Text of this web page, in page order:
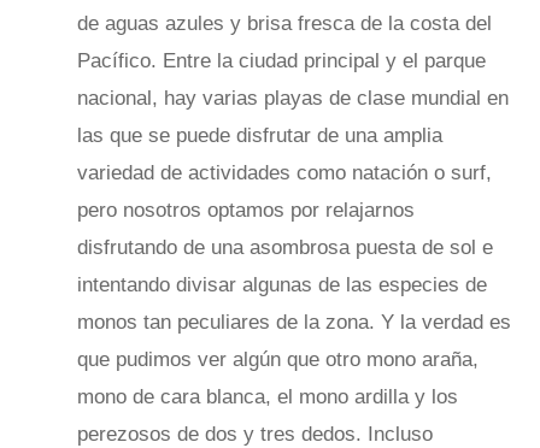
de aguas azules y brisa fresca de la costa del
Pacífico. Entre la ciudad principal y el parque
nacional, hay varias playas de clase mundial en
las que se puede disfrutar de una amplia
variedad de actividades como natación o surf,
pero nosotros optamos por relajarnos
disfrutando de una asombrosa puesta de sol e
intentando divisar algunas de las especies de
monos tan peculiares de la zona. Y la verdad es
que pudimos ver algún que otro mono araña,
mono de cara blanca, el mono ardilla y los
perezosos de dos y tres dedos. Incluso